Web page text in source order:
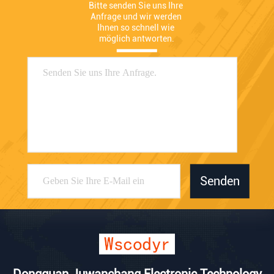
Bitte senden Sie uns Ihre
Anfrage und wir werden
Ihnen so schnell wie
möglich antworten.
Senden